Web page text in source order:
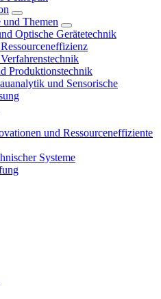
Themen
Optische Gerätetechnik
Produktionstechnik
und Sensorische
und Ressourceneffiziente
Systeme